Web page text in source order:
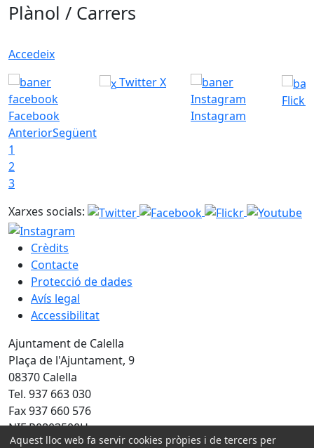
Plànol / Carrers
Accedeix
Facebook
Twitter X
Instagram
Flickr
AnteriorSegüent
1
2
3
Xarxes socials:
Crèdits
Contacte
Protecció de dades
Avís legal
Accessibilitat
Ajuntament de Calella
Plaça de l'Ajuntament, 9
08370 Calella
Tel. 937 663 030
Fax 937 660 576
NIF P0803500H
Aquest lloc web fa servir cookies pròpies i de tercers per